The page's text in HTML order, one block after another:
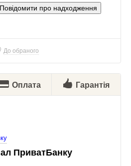
Повідомити про надходження
До обраного
Оплата Гарантія
ПриватБанку